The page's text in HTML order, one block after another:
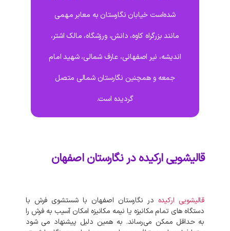
شده‌است خیابان نگارستان به معابر مهمی
مانند بزرگراه کاوه، دانش، ورزشگاه، مالک اشتر،
اندیشه، نیر اصفهانی، عارف شمالی، شهید امام
جمعه و همچنین نگارستان شمالی متصل
گردیده است.
قالیشویی ارکیده در نگارستان اصفهان
قالیشویی ارکیده در نگارستان اصفهان با شستشوی فرش با
دستگاه‌ های تمام مکانیزه یا نیمه مکانیزه امکان آسیب به فرش را
به حداقل ممکن می‌رساند. به‌ همین دلیل پیشنهاد می‌ شود